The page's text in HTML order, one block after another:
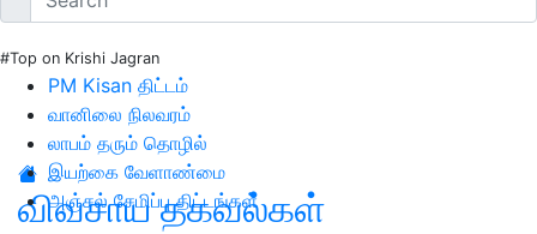
#Top on Krishi Jagran
PM Kisan திட்டம்
வானிலை நிலவரம்
லாபம் தரும் தொழில்
இயற்கை வேளாண்மை
அஞ்சல் சேமிப்பு திட்டங்கள்
விவசாய தகவல்கள்